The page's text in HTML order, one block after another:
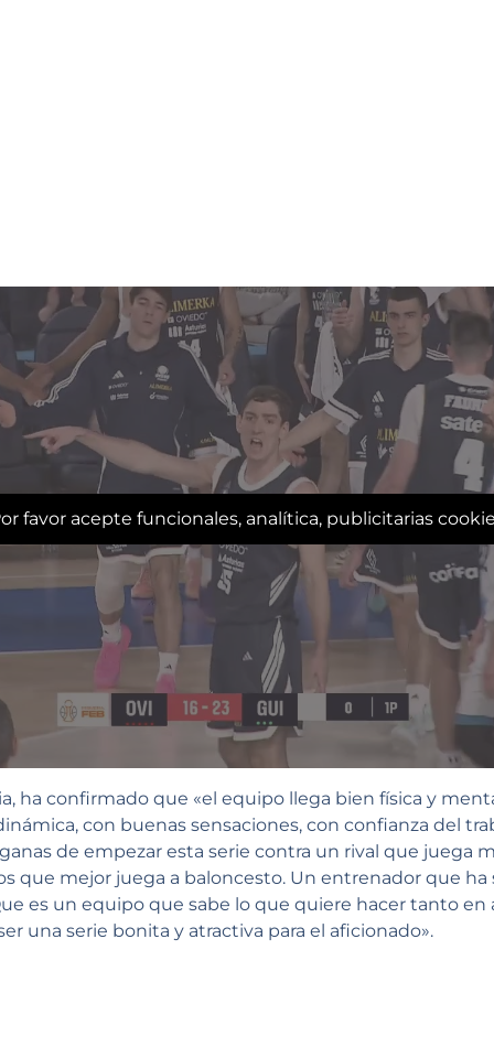
favor acepte funcionales, analítica, publicitarias
ha confirmado que «el equipo llega bien física y
con buenas sensaciones, con confianza del
de empezar esta serie contra un rival que juega
que mejor juega a baloncesto. Un entrenador que ha
es un equipo que sabe lo que quiere hacer tanto en
una serie bonita y atractiva para el aficionado».